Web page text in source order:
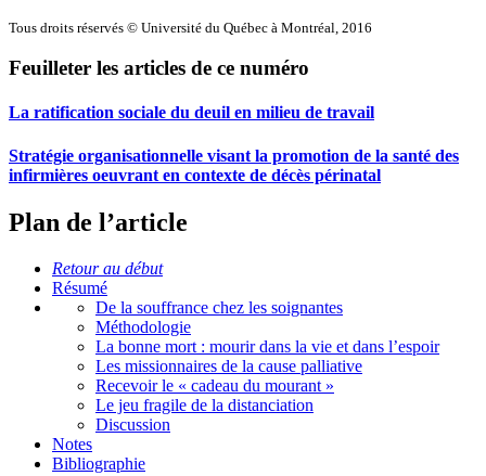
Tous droits réservés © Université du Québec à Montréal, 2016
Feuilleter les articles de ce numéro
La ratification sociale du deuil en milieu de travail
Stratégie organisationnelle visant la promotion de la santé des
infirmières oeuvrant en contexte de décès périnatal
Plan de l’article
Retour au début
Résumé
De la souffrance chez les soignantes
Méthodologie
La bonne mort : mourir dans la vie et dans l’espoir
Les missionnaires de la cause palliative
Recevoir le « cadeau du mourant »
Le jeu fragile de la distanciation
Discussion
Notes
Bibliographie